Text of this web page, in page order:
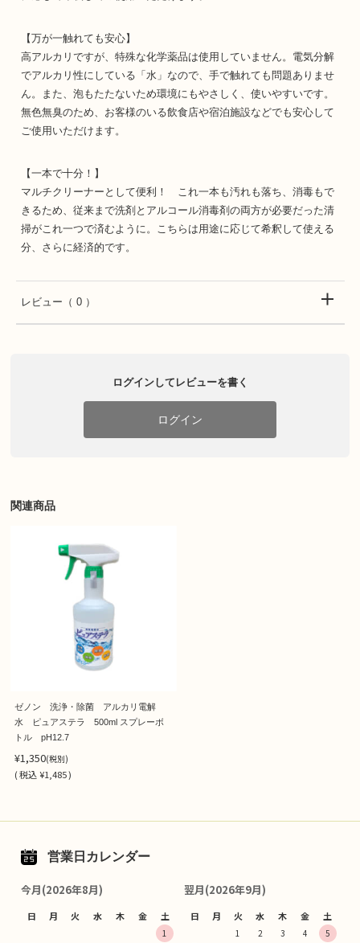
【万が一触れても安心】
高アルカリですが、特殊な化学薬品は使用していません。電気分解
でアルカリ性にしている「水」なので、手で触れても問題ありませ
ん。また、泡もたたないため環境にもやさしく、使いやすいです。
無色無臭のため、お客様のいる飲食店や宿泊施設などでも安心して
ご使用いただけます。
【一本で十分！】
マルチクリーナーとして便利！ これ一本も汚れも落ち、消毒もで
きるため、従来まで洗剤とアルコール消毒剤の両方が必要だった清
掃がこれ一つで済むように。こちらは用途に応じて希釈して使える
分、さらに経済的です。
レビュー （ 0 ）
ログインしてレビューを書く
ログイン
関連商品
ゼノン 洗浄・除菌 アルカリ電解
水 ピュアステラ 500ml スプレーボ
トル pH12.7
¥1,350(税別)
(税込¥1,485 )
営業日カレンダー
今月(2026年8月)
日 月 火 水 木 金 土
1
翌月(2026年9月)
日 月 火 水 木 金 土
1 2 3 4
5